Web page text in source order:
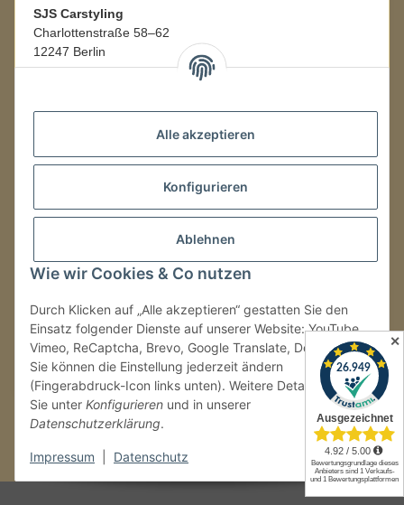
Alle akzeptieren
Konfigurieren
Ablehnen
Wie wir Cookies & Co nutzen
Durch Klicken auf „Alle akzeptieren“ gestatten Sie den
Einsatz folgender Dienste auf unserer Website: YouTube,
Vimeo, ReCaptcha, Brevo, Google Translate, Doofinder.
Sie können die Einstellung jederzeit ändern
(Fingerabdruck-Icon links unten). Weitere Details finden
Sie unter Konfigurieren und in unserer
Datenschutzerklärung.
Impressum Datenschutz
SJS Carstyling
Charlottenstraße 58–62
12247 Berlin
08:00–16:00 Uhr
LAGER / RETOUREN
Packmonster Fulfillment
SJS Carstyling Lager
Retouren ausschließlich an diese Adresse.
Tel.:+49 (0) 30 36417228
E-Mail:info@sjs-carstyling.com
Vertrag widerrufen
* Alle Preise inkl. gesetzlicher USt., zzgl.
✕